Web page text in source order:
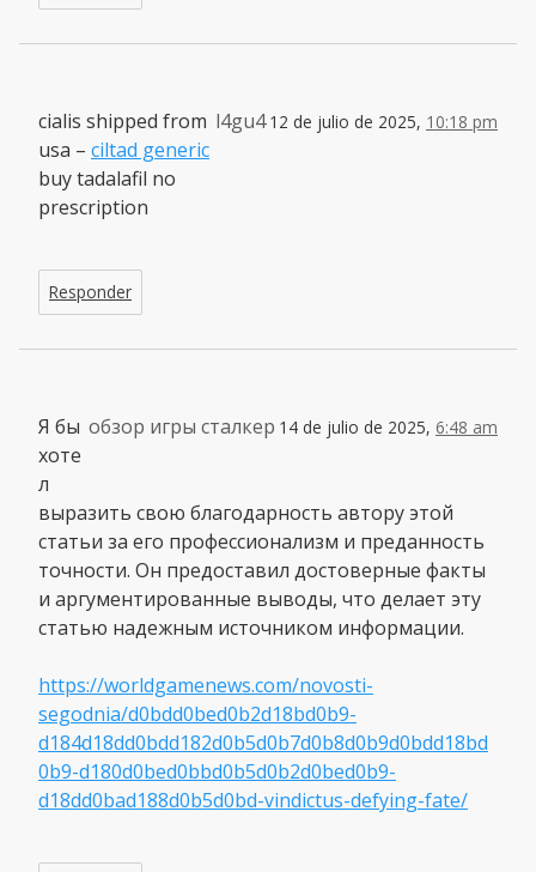
l4gu4 12 de julio de 2025, 10:18 pm
cialis shipped from
usa – ciltad generic
buy tadalafil no
prescription
Responder
обзор игры сталкер 14 de julio de 2025, 6:48 am
Я бы
хоте
л
выразить свою благодарность автору этой
статьи за его профессионализм и преданность
точности. Он предоставил достоверные факты
и аргументированные выводы, что делает эту
статью надежным источником информации.
https://worldgamenews.com/novosti-
segodnia/d0bdd0bed0b2d18bd0b9-
d184d18dd0bdd182d0b5d0b7d0b8d0b9d0bdd18bd
0b9-d180d0bed0bbd0b5d0b2d0bed0b9-
d18dd0bad188d0b5d0bd-vindictus-defying-fate/